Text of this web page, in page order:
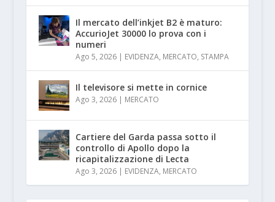
Il mercato dell’inkjet B2 è maturo:
AccurioJet 30000 lo prova con i
numeri
Ago 5, 2026| EVIDENZA, MERCATO, STAMPA
Il televisore si mette in cornice
Ago 3, 2026| MERCATO
Cartiere del Garda passa sotto il
controllo di Apollo dopo la
ricapitalizzazione di Lecta
Ago 3, 2026| EVIDENZA, MERCATO